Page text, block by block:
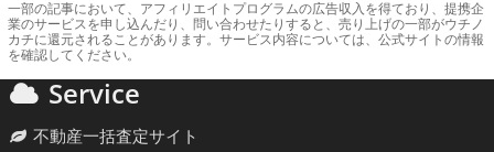
一部の記事において、アフィリエイトプログラムの広告収入を得ており、提携企
業のサービスを申し込んだり、問い合わせたりすると、売り上げの一部がウチノ
カチに還元されることがあります。サービス内容については、公式サイトの情報
を確認してください。
Service
不動産一括査定サイト